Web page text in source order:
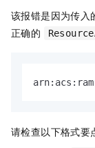
该报错是因为传入
正确的
请检查以下格式要